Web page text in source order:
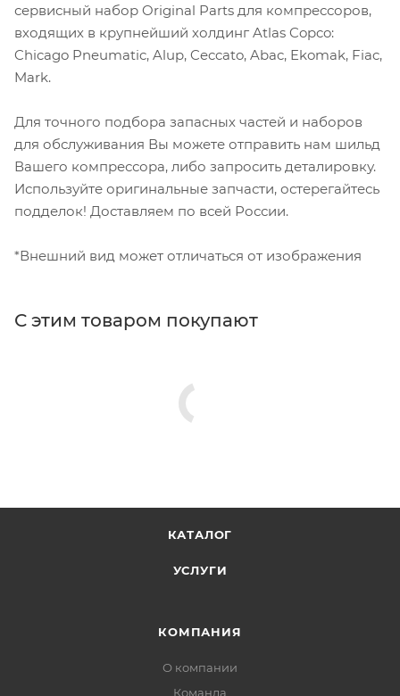
сервисный набор Original Parts для компрессоров,
входящих в крупнейший холдинг Atlas Copco:
Chicago Pneumatic, Alup, Ceccato, Abac, Ekomak, Fiac,
Mark.
Для точного подбора запасных частей и наборов
для обслуживания Вы можете отправить нам шильд
Вашего компрессора, либо запросить деталировку.
Используйте оригинальные запчасти, остерегайтесь
подделок! Доставляем по всей России.
*Внешний вид может отличаться от изображения
С этим товаром покупают
КАТАЛОГ
УСЛУГИ
КОМПАНИЯ
О компании
Команда